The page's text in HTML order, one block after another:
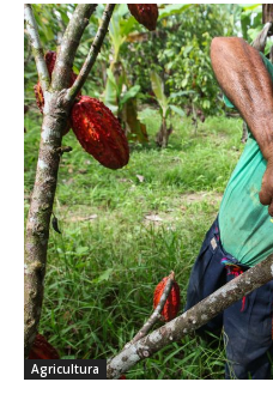
Agricultura